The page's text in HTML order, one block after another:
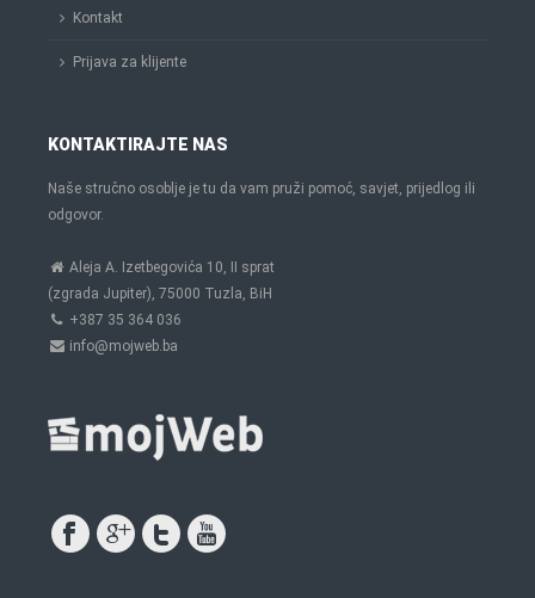
Kontakt
Prijava za klijente
KONTAKTIRAJTE NAS
Naše stručno osoblje je tu da vam pruži pomoć, savjet, prijedlog ili
odgovor.
Aleja A. Izetbegovića 10, II sprat
(zgrada Jupiter), 75000 Tuzla, BiH
+387 35 364 036
info@mojweb.ba